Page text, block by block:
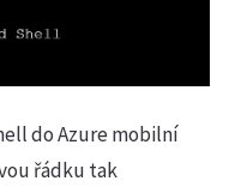
do Azure mobilní
řádku tak